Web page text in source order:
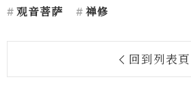
观音菩萨 禅修
回到列表頁